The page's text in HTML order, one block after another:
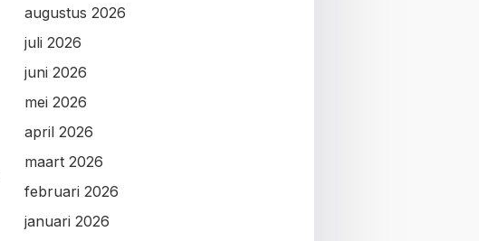
augustus 2026
juli 2026
juni 2026
mei 2026
april 2026
maart 2026
februari 2026
januari 2026